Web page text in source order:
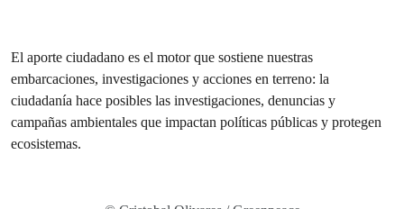
El aporte ciudadano es el motor que sostiene nuestras
embarcaciones, investigaciones y acciones en terreno: la
ciudadanía hace posibles las investigaciones, denuncias y
campañas ambientales que impactan políticas públicas y protegen
ecosistemas.